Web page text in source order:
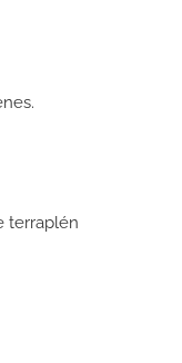
terraplén